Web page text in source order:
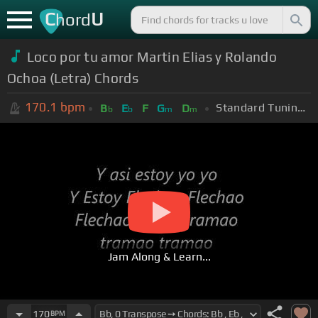
ChordU
Loco por tu amor Martin Elias y Rolando
Ochoa (Letra) Chords
170.1 bpm Bb Eb F Gm Dm Standard Tuning (EADGBE)
Jam Along & Learn...
170BPM